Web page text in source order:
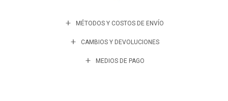
MÉTODOS Y COSTOS DE ENVÍO
CAMBIOS Y DEVOLUCIONES
MEDIOS DE PAGO